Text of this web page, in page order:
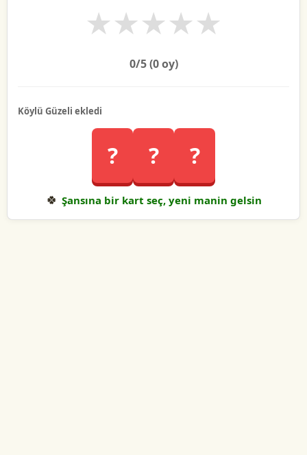
★
★
★
★
★
0/5 (0oy)
Köylü Güzeli ekledi
? ? ?
🍀 Şansına bir kart seç, yeni manin gelsin